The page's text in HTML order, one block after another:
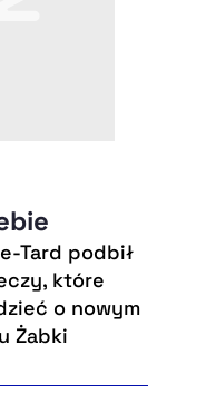
Tard podbił
które
o nowym
Żabki